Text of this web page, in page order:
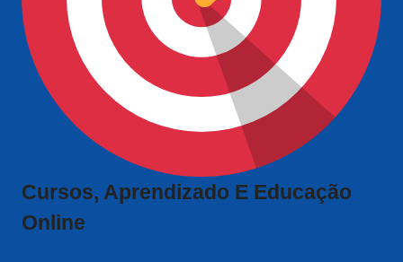
Cursos, Aprendizado E Educação
Online